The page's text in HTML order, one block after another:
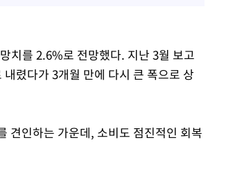
치를 2.6%로 전망했다. 지난 3월 보고
렸다가 3개월 만에 다시 큰 폭으로 상
견인하는 가운데, 소비도 점진적인 회복